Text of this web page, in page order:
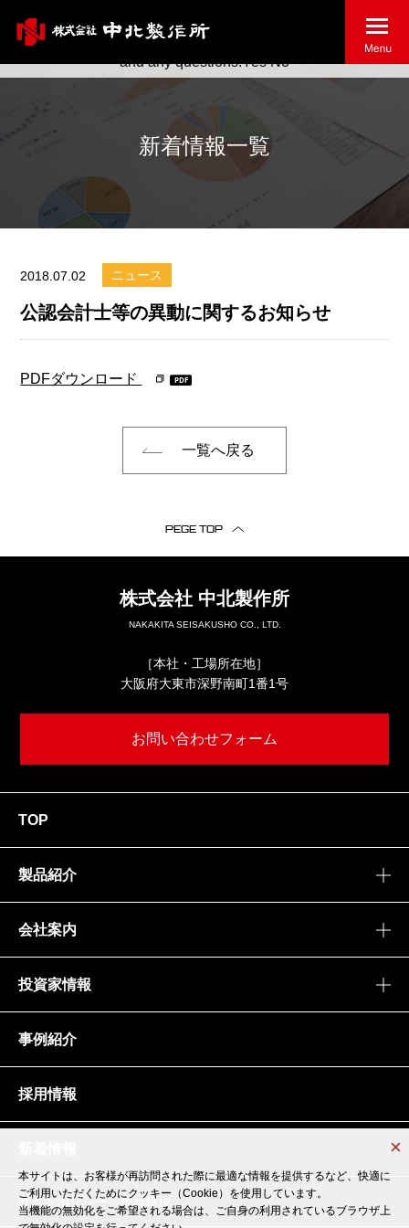
本サイトは、お客様が再訪問された際に最適な情報を提供するなど、快適に
ご利用いただくためにクッキー（Cookie）を使用しています。
当機能の無効化をご希望される場合は、ご自身の利用されているブラウザ上
新着情報一覧
2018.07.02 ニュース
公認会計士等の異動に関するお知らせ
PDFダウンロード
一覧へ戻る
本サイトは、お客様が再訪問された際に最適な情報を提供するなど、快適に
ご利用いただくためにクッキー（Cookie）を使用しています。
当機能の無効化をご希望される場合は、ご自身の利用されているブラウザ上
PEGE TOP
株式会社 中北製作所
NAKAKITA SEISAKUSHO CO., LTD.
［本社・工場所在地］
大阪府大東市深野南町1番1号
お問い合わせフォーム
TOP
製品紹介
会社案内
投資家情報
事例紹介
採用情報
サイトポリシー・推奨環境
May we use cookies to track your activities? We take your
privacy very seriously. Please see our privacy policy for details
and any questions.Yes No